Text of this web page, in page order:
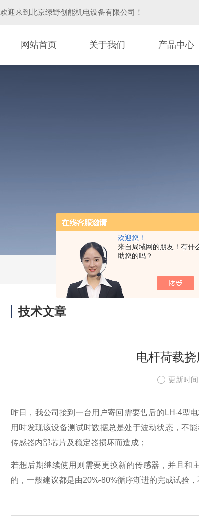
欢迎您！
来自局域网的朋友！有什
助您的吗？
欢迎来到 北京绿野创能机电设备有限公司 ！
网站首页 关于我们 产品中心
技术文章
电杆荷载
更新时
昨日，我公司接到一台用户寄回需要售后的LH-4型
用时发现该设备测试时数据总是处于波动状态，不
传感器内部芯片及稳定器损坏而造成；
若想后期继续使用则需要更换新的传感器，并且和
的，一般建议都是由20%-80%循序渐进的完成试验